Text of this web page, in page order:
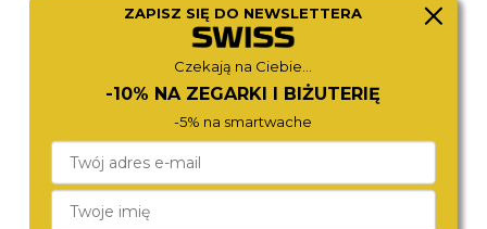
450,- 450,-
ZAPISZ SIĘ DO NEWSLETTERA
Czekają na Ciebie...
-10% NA ZEGARKI I BIŻUTERIĘ
-5% na smartwache